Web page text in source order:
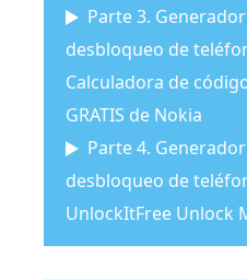
Parte 3.
desbloqueo de
Calculadora de
GRATIS de Nokia
Parte 4.
desbloqueo de
UnlockItFree Unlock